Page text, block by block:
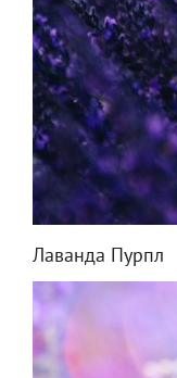
Лаванда Пурпл